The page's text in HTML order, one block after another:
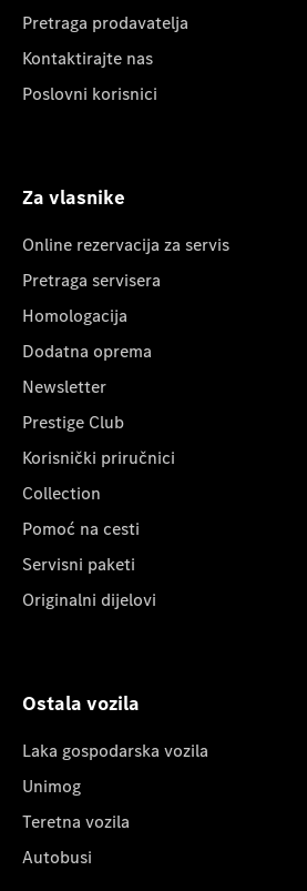
Pretraga prodavatelja
Kontaktirajte nas
Poslovni korisnici
Za vlasnike
Online rezervacija za servis
Pretraga servisera
Homologacija
Dodatna oprema
Newsletter
Prestige Club
Korisnički priručnici
Collection
Pomoć na cesti
Servisni paketi
Originalni dijelovi
Ostala vozila
Laka gospodarska vozila
Unimog
Teretna vozila
Autobusi